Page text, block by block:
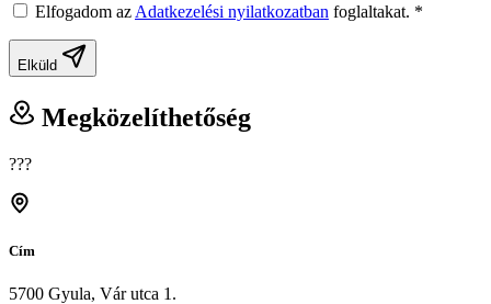
Elfogadom az Adatkezelési nyilatkozatban foglaltakat. *
Elküld
Megközelíthetőség
???
Cím
5700 Gyula, Vár utca 1.